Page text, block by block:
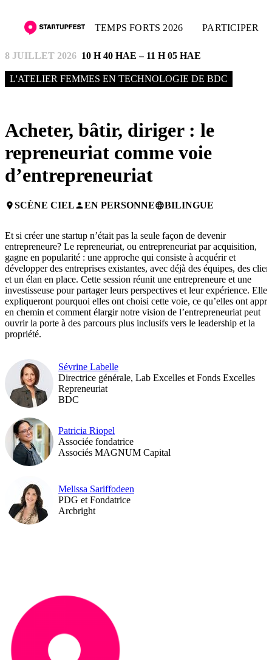
TEMPS FORTS 2026 PARTICIPER
8 JUILLET 2026 10 H 40 HAE – 11 H 05 HAE
L'ATELIER FEMMES EN TECHNOLOGIE DE BDC
Acheter, bâtir, diriger : le
repreneuriat comme voie
d’entrepreneuriat
placeSCÈNE CIELpersonEN PERSONNElanguageBILINGUE
Et si créer une startup n’était pas la seule façon de devenir
entrepreneure? Le repreneuriat, ou entrepreneuriat par acquisition,
gagne en popularité : une approche qui consiste à acquérir et
développer des entreprises existantes, avec déjà des équipes, des
et un élan en place. Cette session réunit une entrepreneure et une
investisseuse pour partager leurs perspectives et leur expérience. Elles
expliqueront pourquoi elles ont choisi cette voie, ce qu’elles ont
en chemin et comment élargir notre vision de l’entrepreneuriat peut
ouvrir la porte à des parcours plus inclusifs vers le leadership et la
propriété.
Sévrine Labelle
Directrice générale, Lab Excelles et Fonds Excelles
Repreneuriat
BDC
Patricia Riopel
Associée fondatrice
Associés MAGNUM Capital
Melissa Sariffodeen
PDG et Fondatrice
Arcbright